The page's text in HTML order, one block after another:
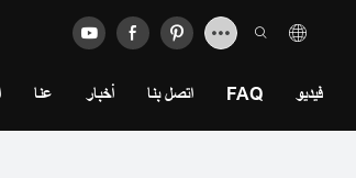
عنا أخبار اتصل بنا FAQ فيديو